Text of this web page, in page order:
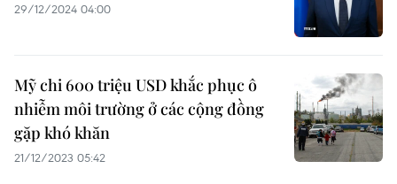
29/12/2024 04:00
Mỹ chi 600 triệu USD khắc phục ô
nhiễm môi trường ở các cộng đồng
gặp khó khăn
21/12/2023 05:42